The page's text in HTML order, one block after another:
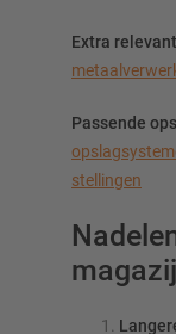
Extra
Passende
stellingen